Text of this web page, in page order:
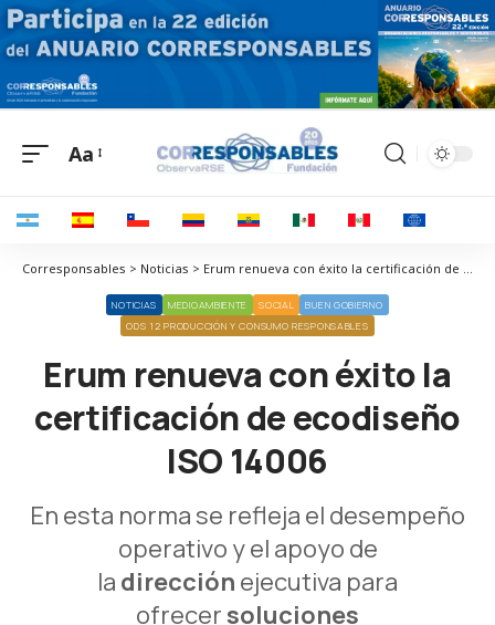
Aa
Corresponsables > Noticias > Erum renueva con éxito la certificación de ecodiseño ISO 14006
NOTICIAS MEDIOAMBIENTE SOCIAL
BUEN GOBIERNO
ODS 12 PRODUCCIÓN Y CONSUMO RESPONSABLES
Erum renueva con éxito la
certificación de ecodiseño
ISO 14006
En esta norma se refleja el desempeño
operativo y el apoyo de
la dirección ejecutiva para
ofrecersoluciones